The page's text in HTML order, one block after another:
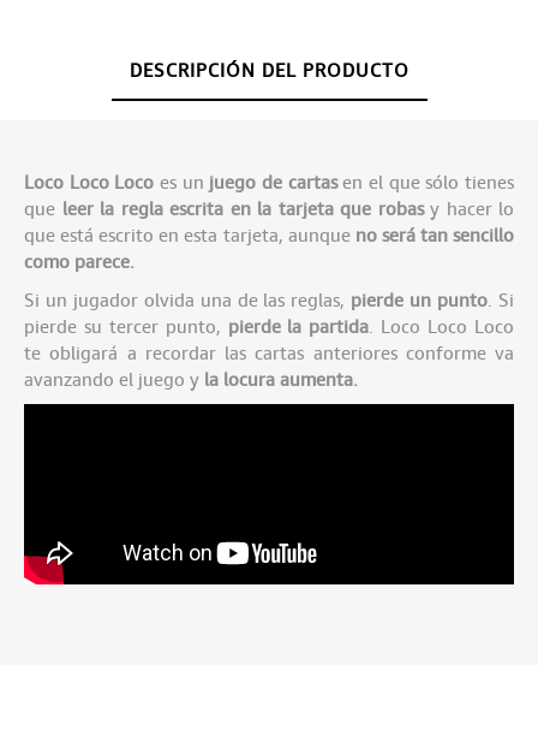
DESCRIPCIÓN DEL PRODUCTO
Loco Loco Loco es un juego de cartasen el que sólo tienes
que leer la regla escrita en la tarjeta que robasy hacer lo
que está escrito en esta tarjeta, aunque no será tan sencillo
como parece.
Si un jugador olvida una de las reglas, pierde un punto . Si
pierde su tercer punto, pierde la partida . Loco Loco Loco
te obligará a recordar las cartas anteriores conforme va
avanzando el juego y la locura aumenta.